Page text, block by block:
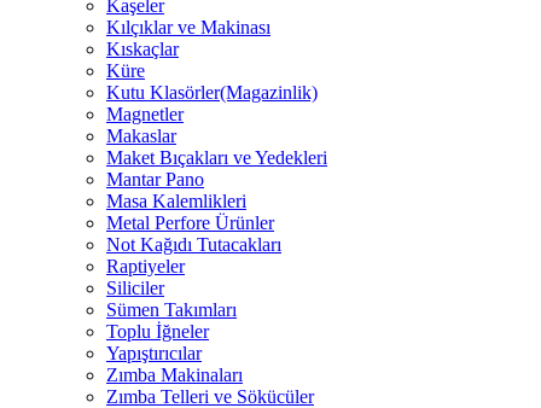
Kaşeler
Kılçıklar ve Makinası
Kıskaçlar
Küre
Kutu Klasörler(Magazinlik)
Magnetler
Makaslar
Maket Bıçakları ve Yedekleri
Mantar Pano
Masa Kalemlikleri
Metal Perfore Ürünler
Not Kağıdı Tutacakları
Raptiyeler
Siliciler
Sümen Takımları
Toplu İğneler
Yapıştırıcılar
Zımba Makinaları
Zımba Telleri ve Sökücüler